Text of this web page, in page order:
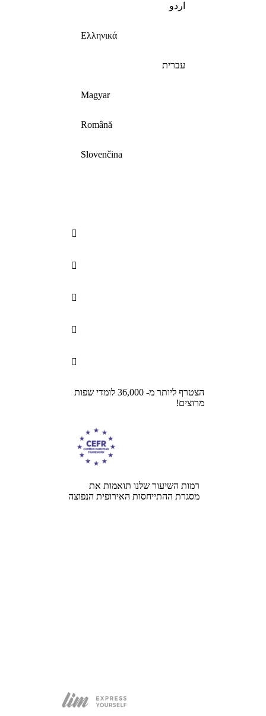
اردو
Ελληνικά
עברית
Magyar
Română
Slovenčina





הצטרף ליותר מ- 36,000 לומדי שפות
מרוצים!
רמות השיעור שלנו תואמות את
מסגרת ההתייחסות האירופית הנפוצה